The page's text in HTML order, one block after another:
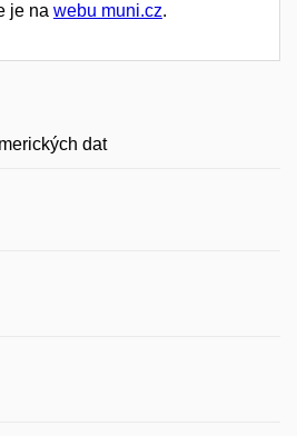
je na webu muni.cz.
dat